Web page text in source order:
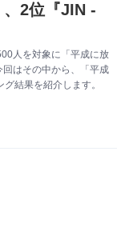
2位『JIN ‐
人を対象に「平成に放
はその中から、「平成
結果を紹介します。